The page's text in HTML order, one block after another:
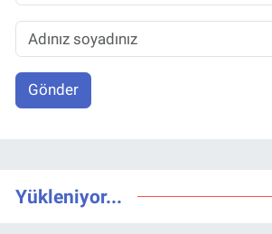
Gönder
Yükleniyor...